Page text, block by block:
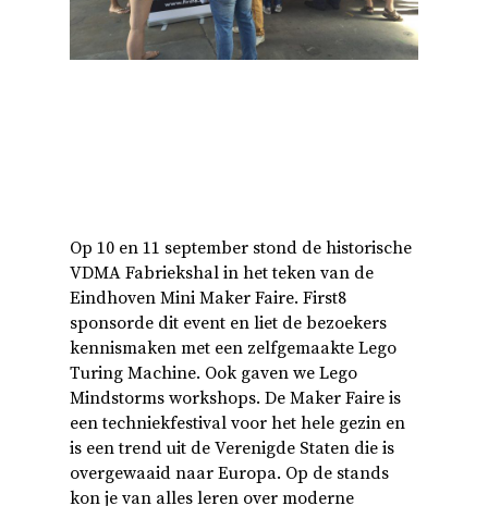
Op 10 en 11 september stond de historische
VDMA Fabriekshal in het teken van de
Eindhoven Mini Maker Faire. First8
sponsorde dit event en liet de bezoekers
kennismaken met een zelfgemaakte Lego
Turing Machine. Ook gaven we Lego
Mindstorms workshops. De Maker Faire is
een techniekfestival voor het hele gezin en
is een trend uit de Verenigde Staten die is
overgewaaid naar Europa. Op de stands
kon je van alles leren over moderne